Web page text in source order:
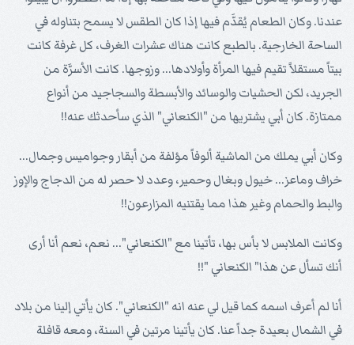
عندنا. وكان الطعام يُقدَّم فيها إذا كان الطقس لا يسمح بتناوله في
الساحة الخارجية. بالطبع كانت هناك عشرات الغرف، كل غرفة كانت
بيتاً مستقلاً تقيم فيها المرأة وأولادها... وزوجها. كانت الأسرَّة من
الجريد، لكن الحشيات والوسائد والأبسطة والسجاجيد من أنواع
ممتازة. كان أبي يشتريها من "الكنعاني" الذي سأحدثك عنه!!
وكان أبي يملك من الماشية ألوفاً مؤلفة من أبقار وجواميس وجمال...
خراف وماعز... خيول وبغال وحمير، وعدد لا حصر له من الدجاج والإوز
والبط والحمام وغير هذا مما يقتنيه المزارعون!!
وكانت الملابس لا بأس بها، تأتينا مع "الكنعاني"... نعم، نعم أنا أرى
أنك تسأل عن هذا" الكنعاني "!!
أنا لم أعرف اسمه كما قيل لي عنه انه "الكنعاني". كان يأتي إلينا من بلاد
في الشمال بعيدة جداً عنا. كان يأتينا مرتين في السنة، ومعه قافلة